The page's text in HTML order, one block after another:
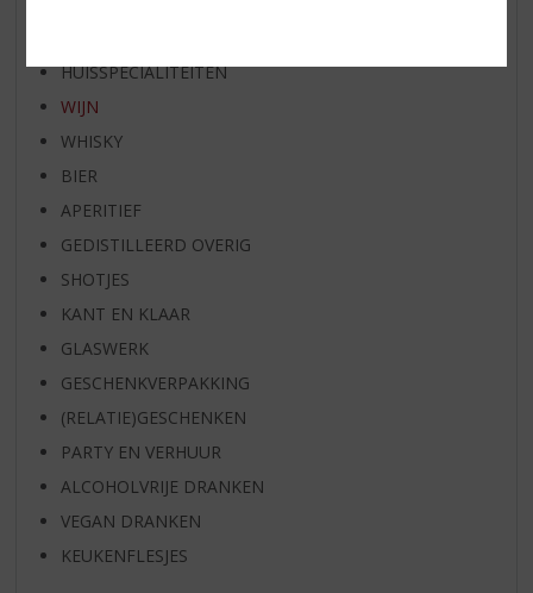
HUISSPECIALITEITEN
WIJN
WHISKY
BIER
APERITIEF
GEDISTILLEERD OVERIG
SHOTJES
KANT EN KLAAR
GLASWERK
GESCHENKVERPAKKING
(RELATIE)GESCHENKEN
PARTY EN VERHUUR
ALCOHOLVRIJE DRANKEN
VEGAN DRANKEN
KEUKENFLESJES